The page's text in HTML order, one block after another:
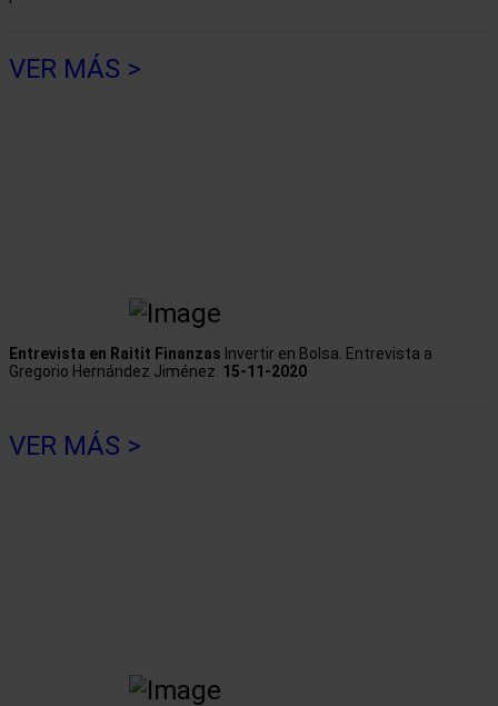
VER MÁS >
Entrevista en Raitit Finanzas Invertir en Bolsa. Entrevista a
Gregorio Hernández Jiménez. 15-11-2020
VER MÁS >